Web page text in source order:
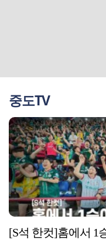
중도TV
[S석 한컷]홈에서 1